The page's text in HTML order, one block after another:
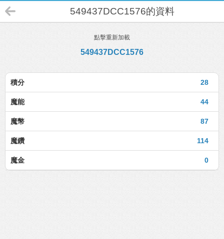
549437DCC1576的資料
點擊重新加載
549437DCC1576
28
積分
44
魔能
87
魔幣
114
魔鑽
0
魔金